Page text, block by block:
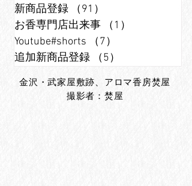
新商品登録
（91）
お香専門店出来事
（1）
Youtube#shorts
（7）
追加新商品登録
（5）
金沢・武家屋敷跡、アロマ香房焚屋
撮影者：焚屋